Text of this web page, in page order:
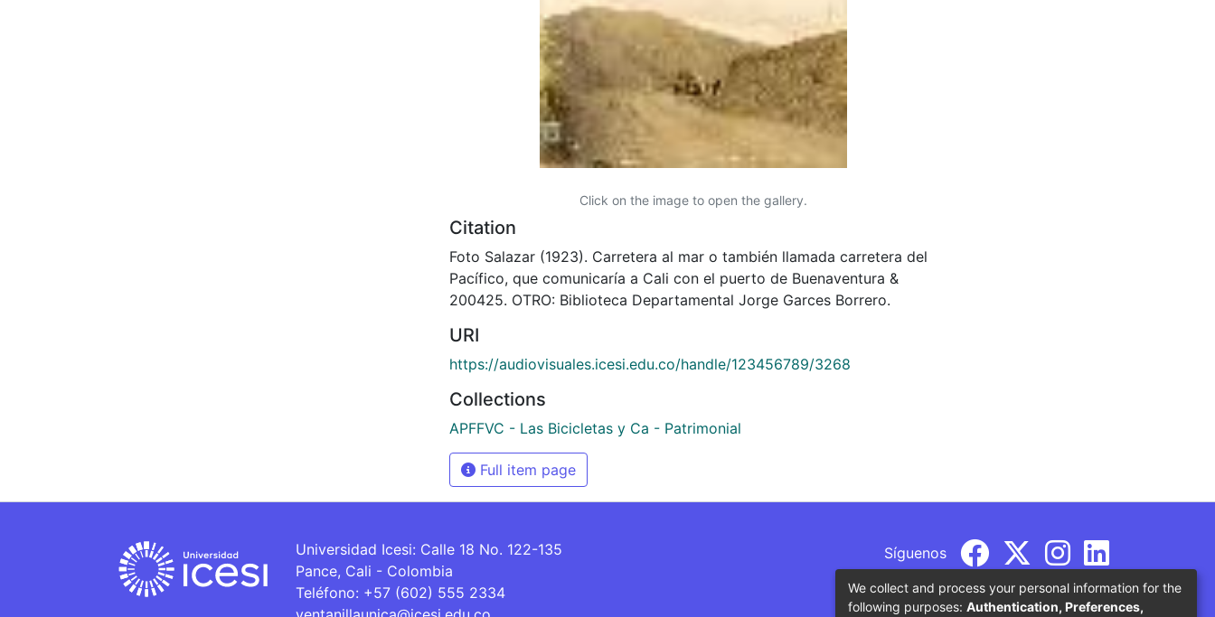
Click on the image to open the gallery.
Citation
Foto Salazar (1923). Carretera al mar o también llamada carretera del
Pacífico, que comunicaría a Cali con el puerto de Buenaventura &
200425. OTRO: Biblioteca Departamental Jorge Garces Borrero.
URI
https://audiovisuales.icesi.edu.co/handle/123456789/3268
Collections
APFFVC - Las Bicicletas y Ca - Patrimonial
Full item page
Universidad Icesi: Calle 18 No. 122-135
Pance, Cali - Colombia
Teléfono: +57 (602) 555 2334
Síguenos
We collect and process your personal information for the
following purposes: Authentication, Preferences,